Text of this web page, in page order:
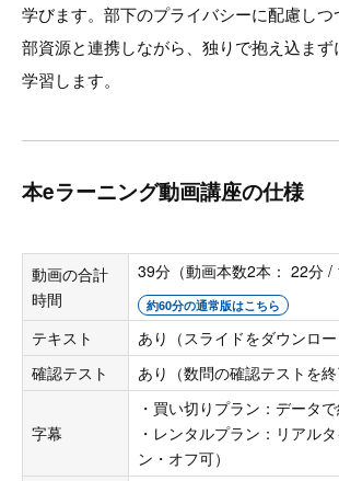
学びます。部下のプライバシーに配慮し
部資源と連携しながら、独りで抱え込ま
学習します。
本eラーニング動画講座の仕様
動画の合計
時間
39分（動画本数2本： 22分 /
約60分の通常版はこちら
テキスト
あり（スライドをダウンロー
確認テスト
あり（数問の確認テストを終
字幕
・買い切りプラン：データ
・レンタルプラン：リアル
ン・オフ可）